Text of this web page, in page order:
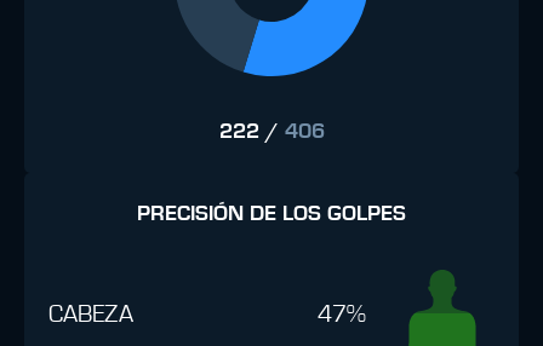
222 / 406
PRECISIÓN DE LOS GOLPES
CABEZA 47%